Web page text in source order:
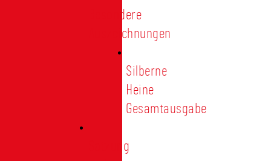
Besondere
Auszeichnungen
Silberne
Heine
Gesamtausgabe
Satzung